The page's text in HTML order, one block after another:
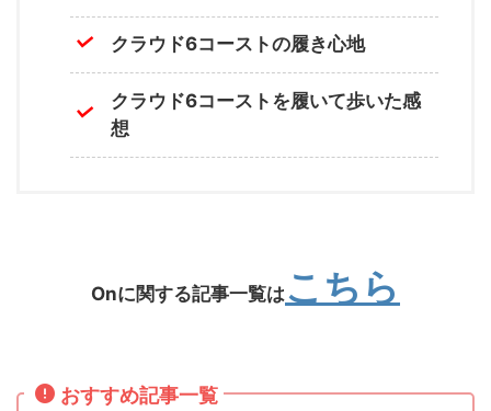
クラウド6コーストの履き心地
クラウド6コーストを履いて歩いた感
想
Onに関する記事一覧は こちら
おすすめ記事一覧